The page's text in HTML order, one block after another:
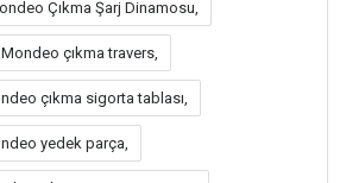
Çıkma Şarj Dinamosu,
çıkma travers,
çıkma sigorta tablası,
yedek parça,